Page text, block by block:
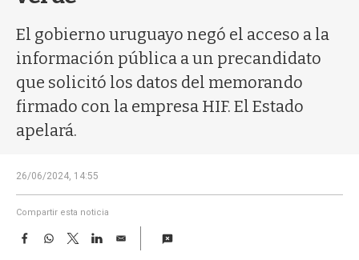
El gobierno uruguayo negó el acceso a la
información pública a un precandidato
que solicitó los datos del memorando
firmado con la empresa HIF. El Estado
apelará.
26/06/2024, 14:55
Compartir esta noticia
F
W
T
w
L
E